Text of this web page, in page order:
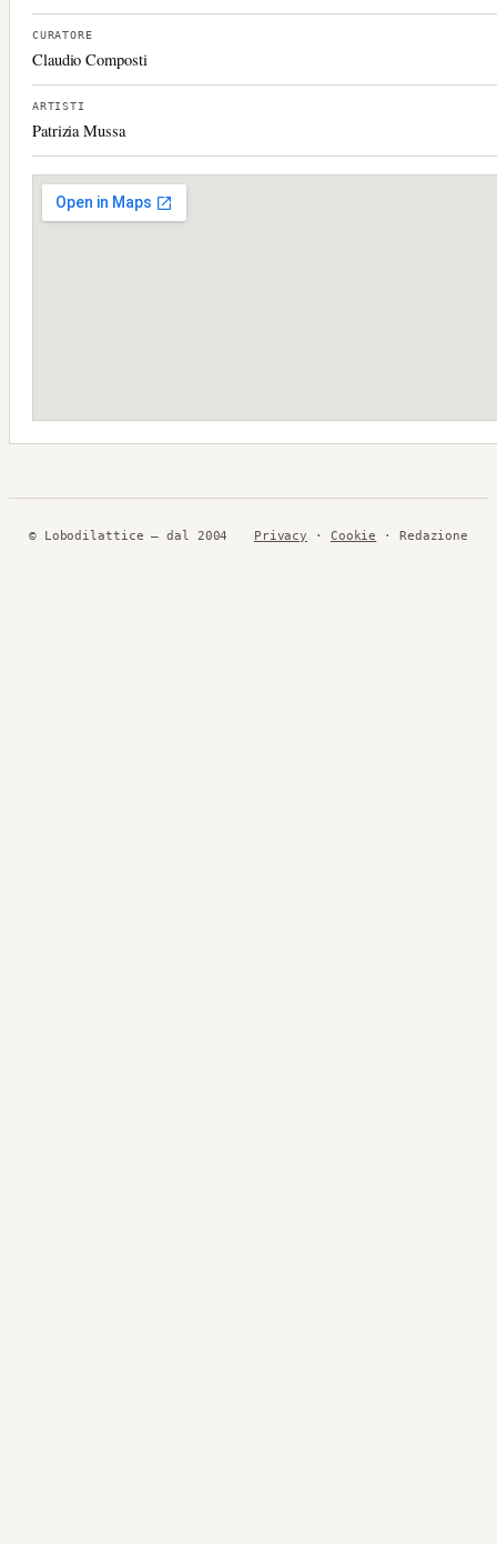
CURATORE
Claudio Composti
ARTISTI
Patrizia Mussa
© Lobodilattice — dal 2004 Privacy · Cookie · Redazione